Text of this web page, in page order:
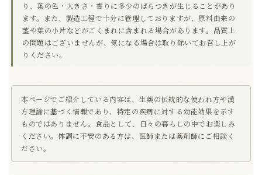
り、葉の色・大きさ・香りに多少のばらつきが生じることがあり
ます。また、製造工程で十分に管理しておりますが、原料由来の
茎や葉の小片などがごくまれに含まれる場合があります。品質上
の問題はございませんが、気になる場合は取り除いてお召し上が
りください。
本ページでご紹介している内容は、生薬の伝統的な使われ方や漢
方理論に基づく情報であり、特定の疾病に対する効能効果を示す
ものではありません。食品として、日々の暮らしの中でお楽しみ
ください。体調に不安のある方は、医師または薬剤師にご相談く
ださい。